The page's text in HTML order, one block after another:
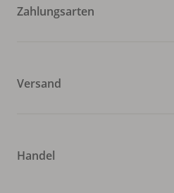
Zahlungsarten
Versand
Handel